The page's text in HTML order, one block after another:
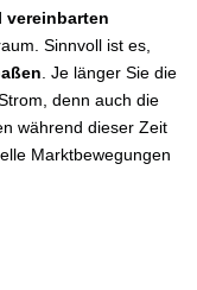
vereinbarten
Sinnvoll ist es,
. Je länger Sie die
denn auch die
während dieser Zeit
Marktbewegungen